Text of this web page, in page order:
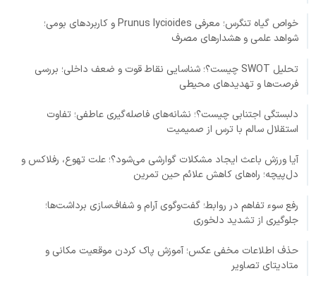
خواص گیاه تنگرس؛ معرفی Prunus lycioides و کاربردهای بومی؛
شواهد علمی و هشدارهای مصرف
تحلیل SWOT چیست؟؛ شناسایی نقاط قوت و ضعف داخلی؛ بررسی
فرصت‌ها و تهدیدهای محیطی
دلبستگی اجتنابی چیست؟؛ نشانه‌های فاصله‌گیری عاطفی؛ تفاوت
استقلال سالم با ترس از صمیمیت
آیا ورزش باعث ایجاد مشکلات گوارشی می‌شود؟؛ علت تهوع، رفلاکس و
دل‌پیچه؛ راه‌های کاهش علائم حین تمرین
رفع سوء تفاهم در روابط؛ گفت‌وگوی آرام و شفاف‌سازی برداشت‌ها؛
جلوگیری از تشدید دلخوری
حذف اطلاعات مخفی عکس؛ آموزش پاک کردن موقعیت مکانی و
متادیتای تصاویر